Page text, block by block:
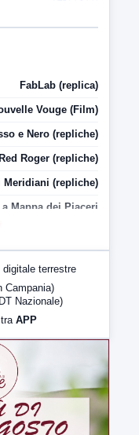
FabLab (replica)
Vouge (Film)
e Nero (repliche)
Roger (repliche)
Meridiani (repliche)
Mappa dei Piaceri
LabNews (Diretta)
LabNews (replica)
terrestre
Campania)
Nazionale)
APP